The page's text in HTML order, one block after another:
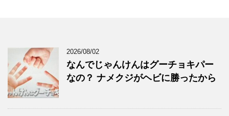
2026/08/02
なんでじゃんけんはグーチョキパー
なの？ ナメクジがヘビに勝ったから